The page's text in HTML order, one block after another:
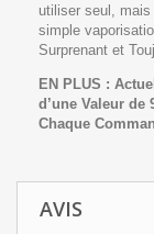
utiliser seul,
simple
Surprenant et
EN PLUS :
d’une Valeur de
Chaque
AVIS